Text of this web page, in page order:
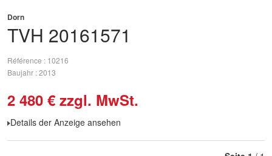
TVH 20161571
Dorn
Référence
10216
Baujahr 2013
2 480 € zzgl. MwSt.
Details der Anzeige ansehen